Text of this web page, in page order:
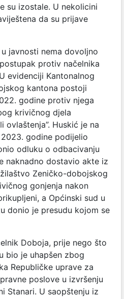
su izostale. U nekolicini
da su prijave
javnosti nema dovoljno
protiv načelnika
U evidenciji Kantonalnog
kantona postoji
godine protiv njega
krivičnog djela
ovlaštenja”. Huskić je na
godine podijelio
odluku o odbacivanju
naknadno dostavio akte iz
Zeničko-dobojskog
gonjenja nakon
a Općinski sud u
donio je presudu kojom se
Doboja, prije nego što
bio je uhapšen zbog
Republičke uprave za
poslove u izvršenju
Stanari. U saopštenju iz